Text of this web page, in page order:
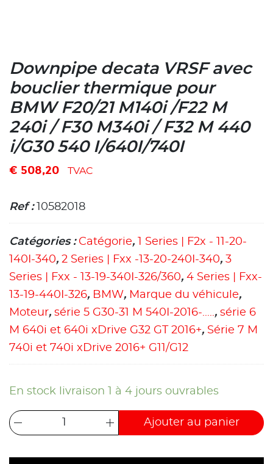
Downpipe decata VRSF avec
bouclier thermique pour
BMW F20/21 M140i /F22 M
240i / F30 M340i / F32 M 440
i/G30 540 I/640I/740I
€ 508,20 TVAC
Ref : 10582018
Catégories : Catégorie,
1 Series | F2x - 11-20-
140I-340, 2 Series | Fxx -13-20-240I-340, 3
Series | Fxx - 13-19-340I-326/360, 4 Series | Fxx-
13-19-440I-326, BMW, Marque du véhicule,
Moteur, série 5 G30-31 M 540I-2016-....., série 6
M 640i et 640i xDrive G32 GT 2016+, Série 7 M
740i et 740i xDrive 2016+ G11/G12
En stock livraison 1 à 4 jours ouvrables
Ajouter au panier